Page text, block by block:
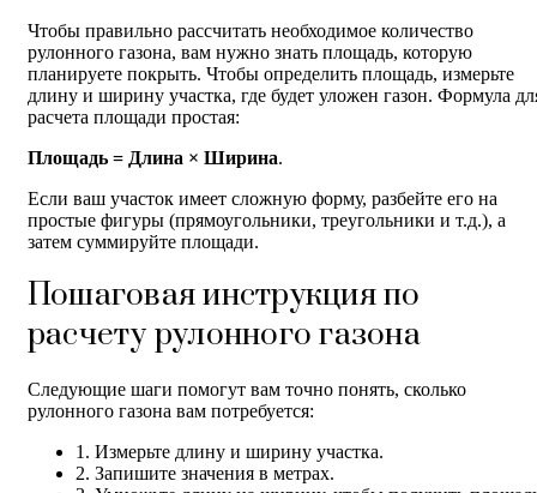
Чтобы правильно рассчитать необходимое количество
рулонного газона, вам нужно знать площадь, которую
планируете покрыть. Чтобы определить площадь, измерьте
длину и ширину участка, где будет уложен газон. Формула
расчета площади простая:
Площадь = Длина × Ширина.
Если ваш участок имеет сложную форму, разбейте его на
простые фигуры (прямоугольники, треугольники и т.д.), а
затем суммируйте площади.
Пошаговая инструкция по
расчету рулонного газона
Следующие шаги помогут вам точно понять, сколько
рулонного газона вам потребуется:
1. Измерьте длину и ширину участка.
2. Запишите значения в метрах.